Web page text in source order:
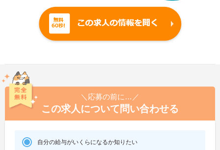
＼応募の前に…／
この求人について問い合わせる
自分の給与がいくらになるか知りたい